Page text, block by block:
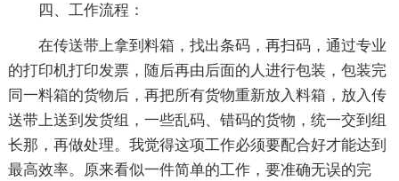
四、工作流程：
在传送带上拿到料箱，找出条码，再扫码，通过专业
的打印机打印发票，随后再由后面的人进行包装，包装完
同一料箱的货物后，再把所有货物重新放入料箱，放入传
送带上送到发货组，一些乱码、错码的货物，统一交到组
长那，再做处理。我觉得这项工作必须要配合好才能达到
最高效率。原来看似一件简单的工作，要准确无误的完